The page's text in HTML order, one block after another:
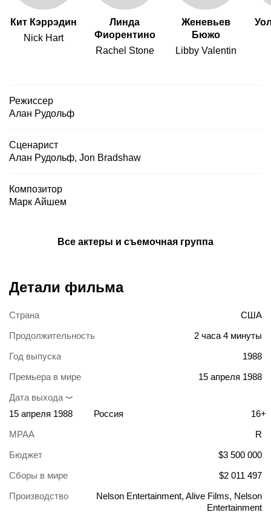
Кит Кэррэдин
Nick Hart
Линда
Фиорентино
Rachel Stone
Женевьев
Бюжо
Libby Valentin
Режиссер
Алан Рудольф
Сценарист
Алан Рудольф, Jon Bradshaw
Композитор
Марк Айшем
Все актеры и съемочная группа
Детали фильма
Страна
США
Продолжительность
2 часа 4 минуты
Год выпуска
1988
Премьера в мире
15 апреля 1988
Дата выхода
15 апреля 1988
Россия
16+
MPAA
R
Бюджет
$3 500 000
Сборы в мире
$2 011 497
Производство
Nelson Entertainment, Alive Films, Nelson
Entertainment